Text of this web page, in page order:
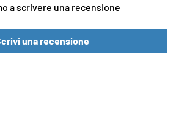
a scrivere una recensione
una recensione